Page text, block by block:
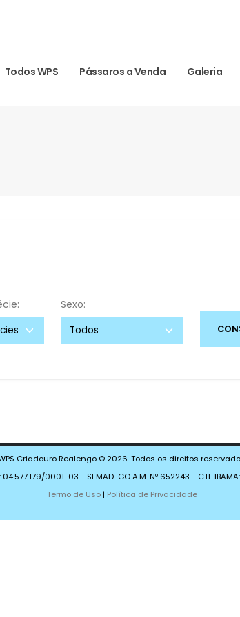
Todos WPS Pássaros a Venda Galeria
Sexo:
Criadouro Realengo © 2026. Todos os direitos
04.577.179/0001-03 - SEMAD-GO A.M. Nº 652243 - CTF
Termo de Uso| Política de Privacidade